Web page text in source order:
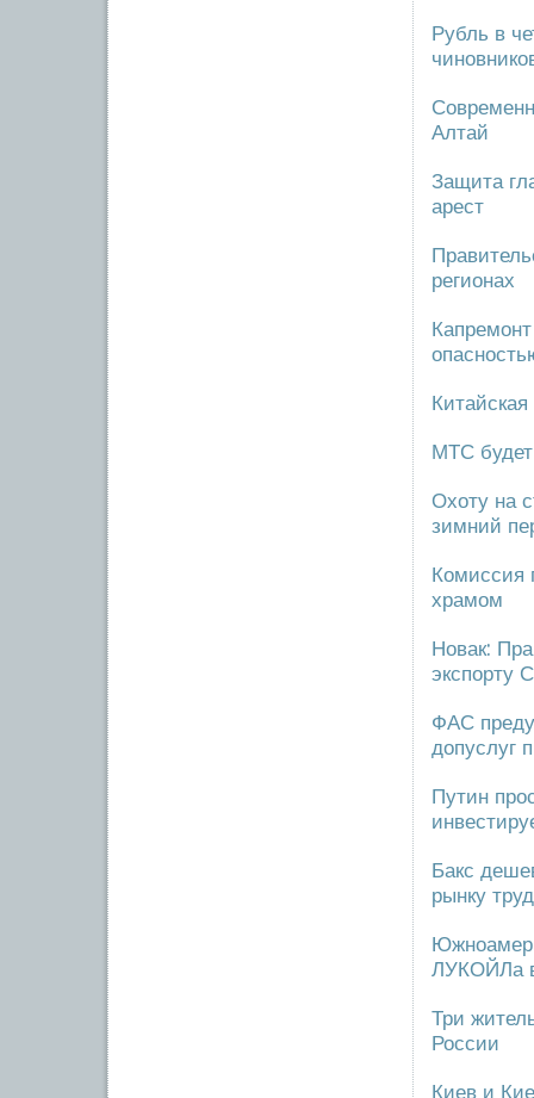
Рубль в
Алтай
Защита
арест
регионах
МТС
Охоту на
зимний
Комиссия
храмом
Новак:
экспорту
ФАС
допуслуг
Путин
Бакс
рынку
ЛУКОЙЛа
Три
России
Киев и